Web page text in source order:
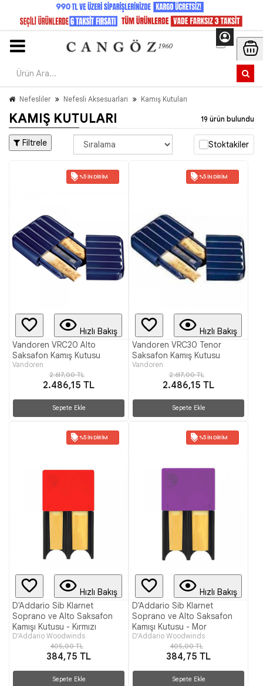
Nefesliler Nefesli Aksesuarları Kamış Kutuları
KAMIŞ KUTULARI 19 ürün bulundu
Filtrele Stoktakiler
%5 İNDIRIM
Hızlı Bakış
Vandoren VRC20 Alto
Saksafon Kamış Kutusu
Vandoren
2.617,00 TL
2.486,15 TL
Sepete Ekle
%5 İNDIRIM
Hızlı Bakış
Vandoren VRC30 Tenor
Saksafon Kamış Kutusu
Vandoren
2.617,00 TL
2.486,15 TL
Sepete Ekle
%5 İNDIRIM
Hızlı Bakış
D'Addario Sib Klarnet
Soprano ve Alto Saksafon
Kamışı Kutusu - Kırmızı
D'Addario Woodwinds
405,00 TL
384,75 TL
Sepete Ekle
%5 İNDIRIM
Hızlı Bakış
D'Addario Sib Klarnet
Soprano ve Alto Saksafon
Kamışı Kutusu - Mor
D'Addario Woodwinds
405,00 TL
384,75 TL
Sepete Ekle